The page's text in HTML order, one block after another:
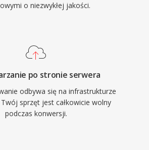
o niezwykłej jakości.
po stronie serwera
odbywa się na infrastrukturze
sprzęt jest całkowicie wolny
podczas konwersji.